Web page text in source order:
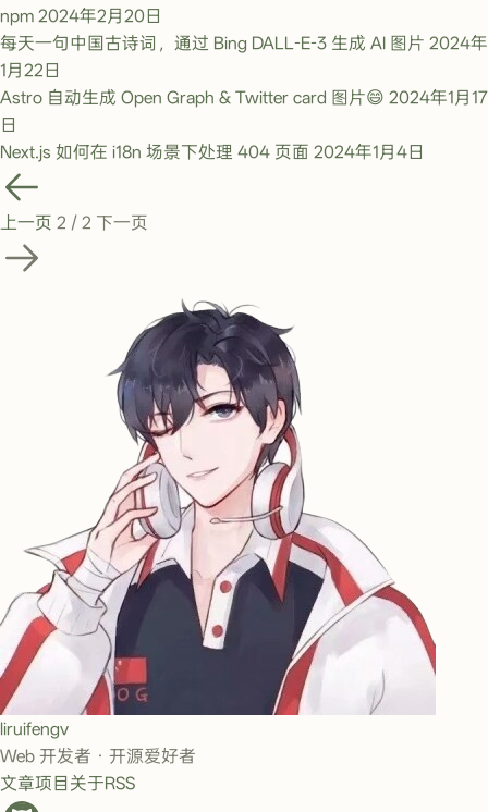
npm 2024年2月20日
每天一句中国古诗词，通过 Bing DALL-E-3 生成 AI 图片 2024年
1月22日
Astro 自动生成 Open Graph & Twitter card 图片😄 2024年1月17
日
Next.js 如何在 i18n 场景下处理 404 页面 2024年1月4日
上一页 2 / 2 下一页
liruifengv
Web 开发者 · 开源爱好者
文章项目 关于RSS